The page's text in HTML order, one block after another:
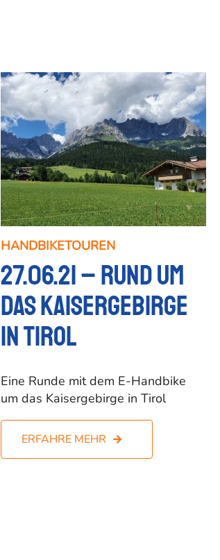
HANDBIKETOUREN
27.06.21 – Rund um
das Kaisergebirge
in Tirol
Eine Runde mit dem E-Handbike
um das Kaisergebirge in Tirol
ERFAHRE MEHR